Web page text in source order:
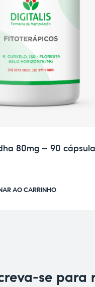
80mg – 90
AO CARRINHO
se para